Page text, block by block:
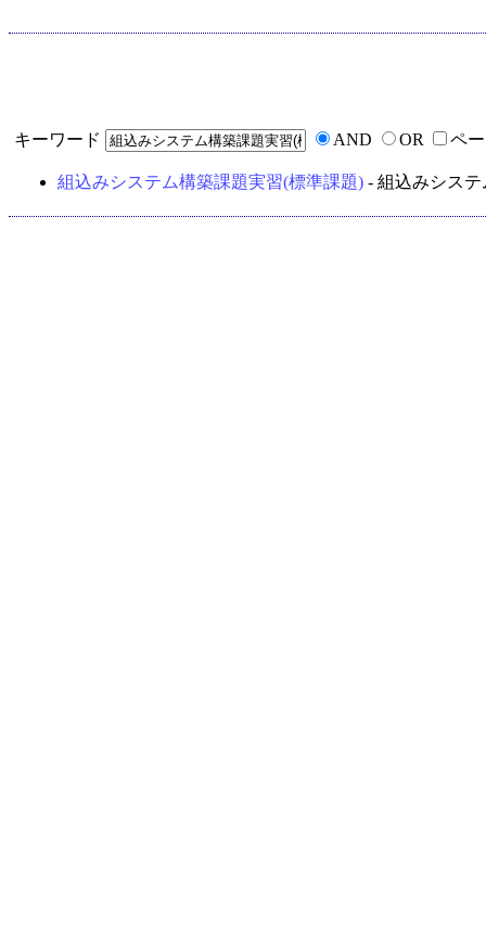
キーワード AND OR ペ
組込みシステム構築課題実習(標準課題) - 組込みシス